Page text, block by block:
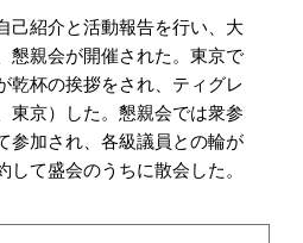
己紹介と活動報告を行い、大
懇親会が開催された。東京で
乾杯の挨拶をされ、ティグレ
東京）した。懇親会では衆参
参加され、各級議員との輪が
して盛会のうちに散会した。